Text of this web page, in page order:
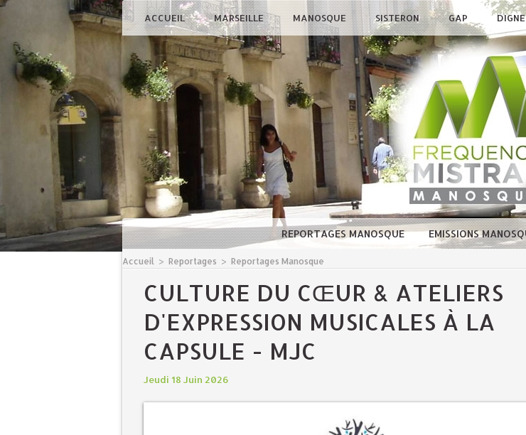
ACCUEIL MARSEILLE MANOSQUE SISTERON GAP
REPORTAGES MANOSQUE EMISSIONS
Accueil > Reportages > Reportages Manosque
CULTURE DU CŒUR & ATELIERS
D'EXPRESSION MUSICALES À LA
CAPSULE - MJC
Jeudi 18 Juin 2026